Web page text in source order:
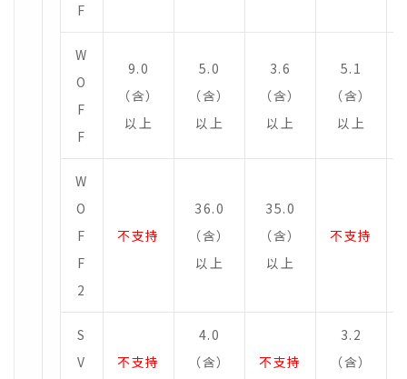
F
W
O
F
F
9.0
（含）
以上
5.0
（含）
以上
3.6
（含）
以上
5.1
（含）
以上
W
O
F
F
2
不支持
36.0
（含）
以上
35.0
（含）
以上
不支持
S
V
不支持
4.0
（含）
不支持
3.2
（含）